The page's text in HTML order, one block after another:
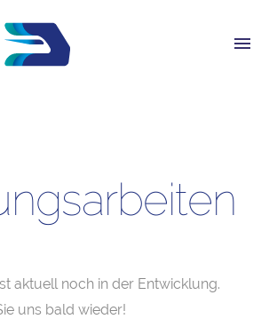
ngsarbeiten
aktuell noch in der Entwicklung.
uns bald wieder!